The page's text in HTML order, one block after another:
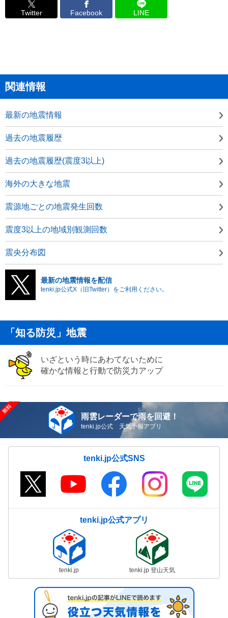
Twitter Facebook LINE
関連情報
最新の地震情報
過去の地震履歴
過去の地震履歴(震度3以上)
海外の大きな地震
震源地ごとの地震発生回数
震度3以上の地域別観測回数
震央分布図
最新の地震情報を配信
tenki.jp公式X（旧Twitter）をご利用ください。
「知る防災」地震
いざという時にあわてないために
確かな情報と行動で防災力アップ
雨雲レーダーで雨を回避！
tenki.jp公式 天気予報アプリ
tenki.jp公式SNS
tenki.jp公式アプリ
tenki.jp tenki.jp 登山天気